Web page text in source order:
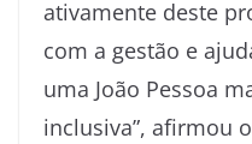
ativamente deste
com a gestão e
uma João Pessoa
inclusiva”, afirmou